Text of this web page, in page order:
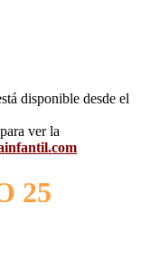
disponible desde el
ver la
25